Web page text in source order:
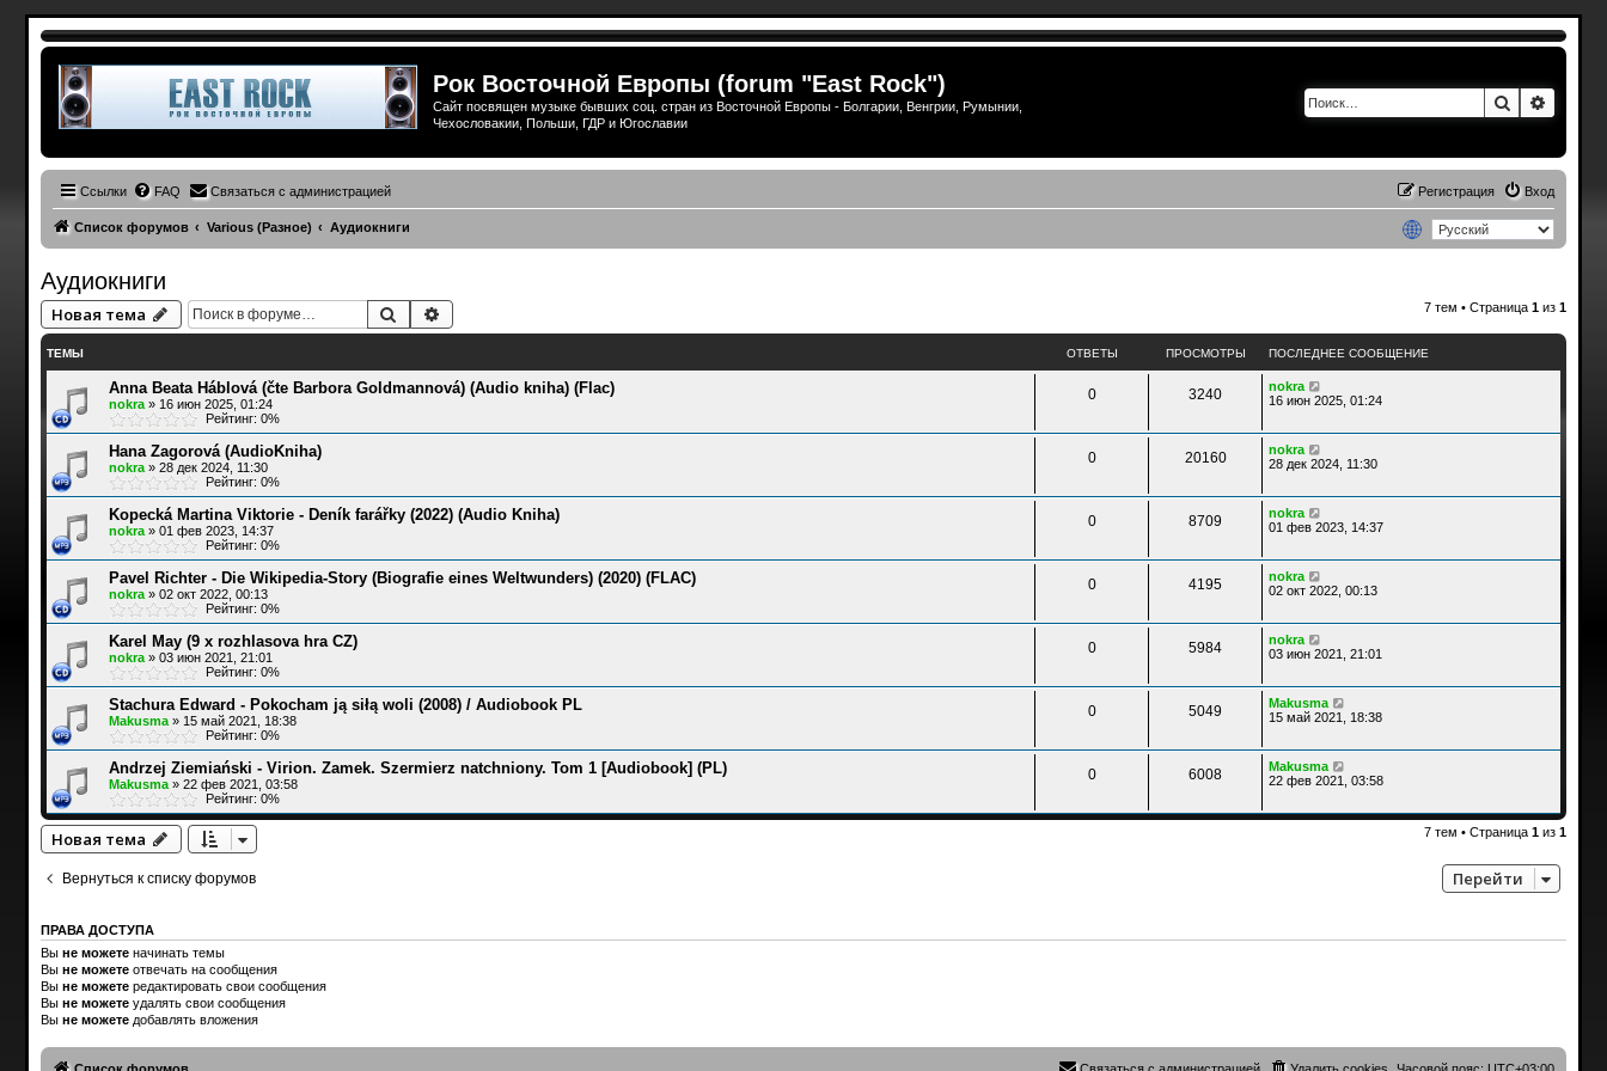
Рок Восточной Европы (forum "East Rock")
Сайт посвящен музыке бывших соц. стран из Восточной Европы - Болгарии, Венгрии, Румынии,
Чехословакии, Польши, ГДР и Югославии
Поиск
Ссылки FAQ Связаться с администрацией Вход
Регистрация
Список форумов Various (Разное) Аудиокниги
Аудиокниги
Новая тема Поиск 7 тем • Страница1 из1
ТЕМЫ ОТВЕТЫ ПРОСМОТРЫ ПОСЛЕДНЕЕ СООБЩЕНИЕ
Anna Beata Háblová (čte Barbora Goldmannová) (Audio kniha) (Flac)
nokra» 16 июн 2025, 01:24
Рейтинг: 0%
0 3240
nokra
16 июн 2025, 01:24
Hana Zagorová (AudioKniha)
nokra» 28 дек 2024, 11:30
Рейтинг: 0%
0 20160
nokra
28 дек 2024, 11:30
Kopecká Martina Viktorie - Deník farářky (2022) (Audio Kniha)
nokra» 01 фев 2023, 14:37
Рейтинг: 0%
0 8709
nokra
01 фев 2023, 14:37
Pavel Richter - Die Wikipedia-Story (Biografie eines Weltwunders) (2020) (FLAC)
nokra» 02 окт 2022, 00:13
Рейтинг: 0%
0 4195
nokra
02 окт 2022, 00:13
Karel May (9 x rozhlasova hra CZ)
nokra» 03 июн 2021, 21:01
Рейтинг: 0%
0 5984
nokra
03 июн 2021, 21:01
Stachura Edward - Pokocham ją siłą woli (2008) / Audiobook PL
Makusma» 15 май 2021, 18:38
Рейтинг: 0%
0 5049
Makusma
15 май 2021, 18:38
Andrzej Ziemiański - Virion. Zamek. Szermierz natchniony. Tom 1 [Audiobook] (PL)
Makusma» 22 фев 2021, 03:58
Рейтинг: 0%
0 6008
Makusma
22 фев 2021, 03:58
Новая тема 7 тем • Страница1 из1
Вернуться к списку форумов Перейти
ПРАВА ДОСТУПА
Вы не можетеначинать темы
Вы не можетеотвечать на сообщения
Вы не можетередактировать свои сообщения
Вы не можетеудалять свои сообщения
Вы не можетедобавлять вложения